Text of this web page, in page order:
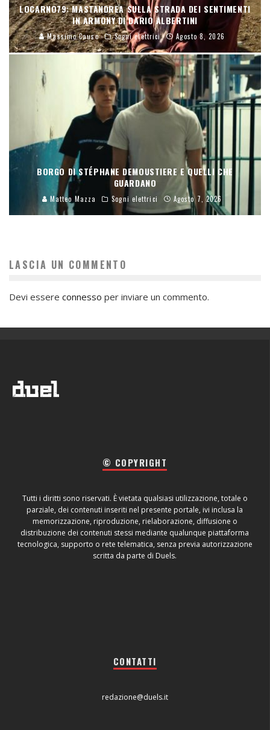
LOCARNO79: MASTANDREA SULLA STRADA DEI SENTIMENTI
IN ARMONY DI DARIO ALBERTINI
Massimo Causo Sogni elettrici Agosto 8, 2026
BORGO DI STÉPHANE DEMOUSTIERE E QUELLI CHE
GUARDANO
Matteo Mazza Sogni elettrici Agosto 7, 2026
LASCIA UN COMMENTO
Devi essere connesso per inviare un commento.
© COPYRIGHT
Tutti i diritti sono riservati. È vietata qualsiasi utilizzazione, totale o
parziale, dei contenuti inseriti nel presente portale, ivi inclusa la
memorizzazione, riproduzione, rielaborazione, diffusione o
distribuzione dei contenuti stessi mediante qualunque piattaforma
tecnologica, supporto o rete telematica, senza previa autorizzazione
scritta da parte di Duels.
CONTATTI
redazione@duels.it